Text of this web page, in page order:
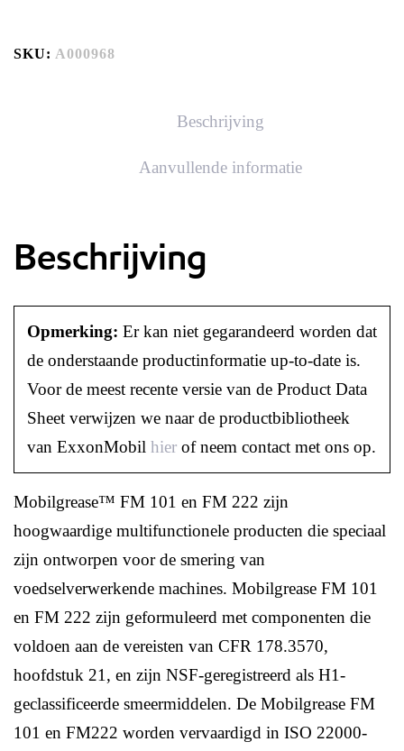
SKU: A000968
Beschrijving
Aanvullende informatie
Beschrijving
Opmerking: Er kan niet gegarandeerd worden dat
de onderstaande productinformatie up-to-date is.
Voor de meest recente versie van de Product Data
Sheet verwijzen we naar de productbibliotheek
van ExxonMobil hier of neem contact met ons op.
Mobilgrease™ FM 101 en FM 222 zijn
hoogwaardige multifunctionele producten die speciaal
zijn ontworpen voor de smering van
voedselverwerkende machines. Mobilgrease FM 101
en FM 222 zijn geformuleerd met componenten die
voldoen aan de vereisten van CFR 178.3570,
hoofdstuk 21, en zijn NSF-geregistreerd als H1-
geclassificeerde smeermiddelen. De Mobilgrease FM
101 en FM222 worden vervaardigd in ISO 22000-